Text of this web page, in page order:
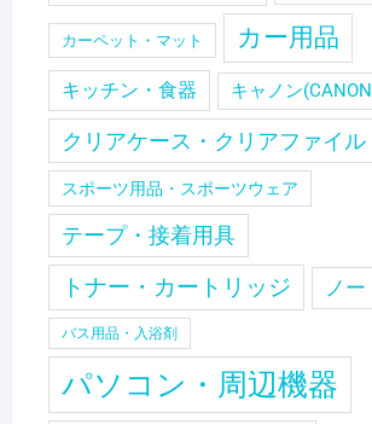
カーペット・マット カー用品
キッチン・食器 キャノン
クリアケース・クリアファイル
スポーツ用品・スポーツウェア
テープ・接着用具
トナー・カートリッジ ノ
バス用品・入浴剤
パソコン・周辺機器